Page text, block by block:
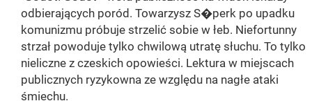
odbierających poród. Towarzysz S�perk po upadku
komunizmu próbuje strzelić sobie w łeb. Niefortunny
strzał powoduje tylko chwilową utratę słuchu. To tylko
nieliczne z czeskich opowieści. Lektura w miejscach
publicznych ryzykowna ze względu na nagłe ataki
śmiechu.